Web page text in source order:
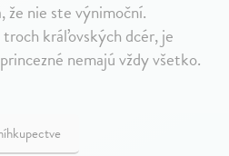
že nie ste výnimoční.
kráľovských dcér, je
nemajú vždy všetko.